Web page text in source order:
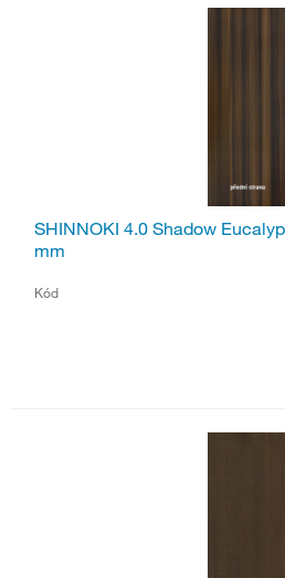
SHINNOKI 4.0 Shadow
mm
Kód